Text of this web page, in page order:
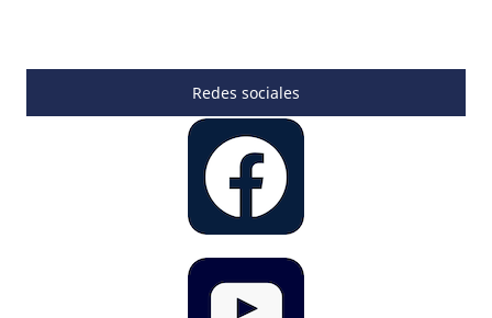
Redes sociales